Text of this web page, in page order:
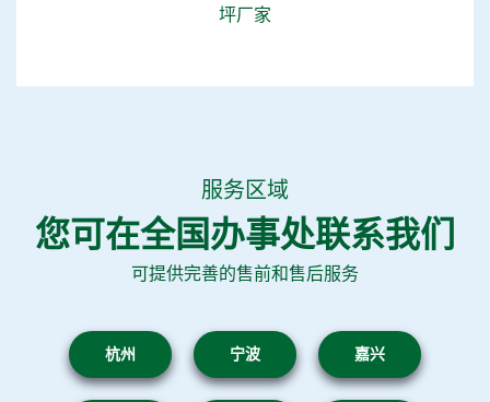
坪厂家
服务区域
您可在全国办事处联系我们
可提供完善的售前和售后服务
杭州 宁波 嘉兴